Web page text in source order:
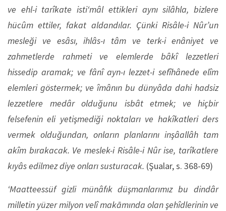
ve ehl-i tarîkate isti‘mâl ettikleri aynı silâhla, bizlere
hücûm ettiler, fakat aldandılar. Çünki Risâle-i Nûr’un
mesleği ve esâsı, ihlâs-ı tâm ve terk-i enâniyet ve
zahmetlerde rahmeti ve elemlerde bâkî lezzetleri
hissedip aramak; ve fânî ayn-ı lezzet-i sefîhânede elîm
elemleri göstermek; ve îmânın bu dünyâda dahi hadsiz
lezzetlere medâr olduğunu isbât etmek; ve hiçbir
felsefenin eli yetişmediği noktaları ve hakîkatleri ders
vermek olduğundan, onların planlarını inşâallâh tam
akîm bırakacak. Ve meslek-i Risâle-i Nûr ise, tarîkatlere
kıyâs edilmez diye onları susturacak. (Şualar, s. 368-69)
‘Maatteessüf gizli münâfık düşmanlarımız bu dindâr
milletin yüzer milyon velî makāmında olan şehîdlerinin ve